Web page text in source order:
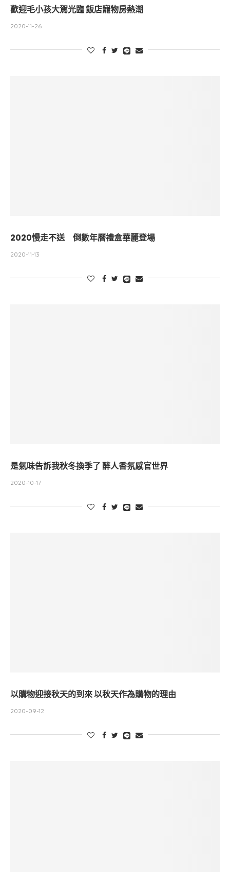
歡迎毛小孩大駕光臨 飯店寵物房熱潮
2020-11-26
2020慢走不送 倒數年曆禮盒華麗登場
2020-11-13
是氣味告訴我秋冬換季了 醉人香氛感官世界
2020-10-17
以購物迎接秋天的到來 以秋天作為購物的理由
2020-09-12